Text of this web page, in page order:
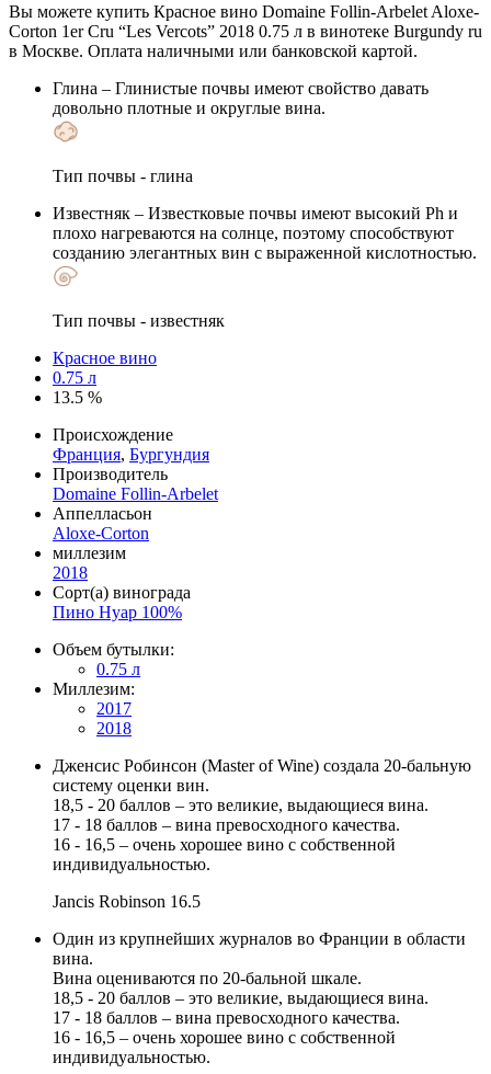
Вы можете купить Красное вино Domaine Follin-Arbelet Aloxe-
Corton 1er Cru “Les Vercots” 2018 0.75 л в винотеке Burgundy ru
в Москве. Оплата наличными или банковской картой.
Глина – Глинистые почвы имеют свойство давать
довольно плотные и округлые вина.
Тип почвы - глина
Известняк – Известковые почвы имеют высокий Ph и
плохо нагреваются на солнце, поэтому способствуют
созданию элегантных вин с выраженной кислотностью.
Тип почвы - известняк
Красное вино
0.75 л
13.5 %
Происхождение
Франция, Бургундия
Производитель
Domaine Follin-Arbelet
Аппелласьон
Aloxe-Corton
миллезим
2018
Сорт(а) винограда
Пино Нуар 100%
Объем бутылки:
0.75 л
Миллезим:
2017
2018
Дженсис Робинсон (Master of Wine) создала 20-бальную
систему оценки вин.
18,5 - 20 баллов – это великие, выдающиеся вина.
17 - 18 баллов – вина превосходного качества.
16 - 16,5 – очень хорошее вино с собственной
индивидуальностью.
Jancis Robinson 16.5
Один из крупнейших журналов во Франции в области
вина.
Вина оцениваются по 20-бальной шкале.
18,5 - 20 баллов – это великие, выдающиеся вина.
17 - 18 баллов – вина превосходного качества.
16 - 16,5 – очень хорошее вино с собственной
индивидуальностью.